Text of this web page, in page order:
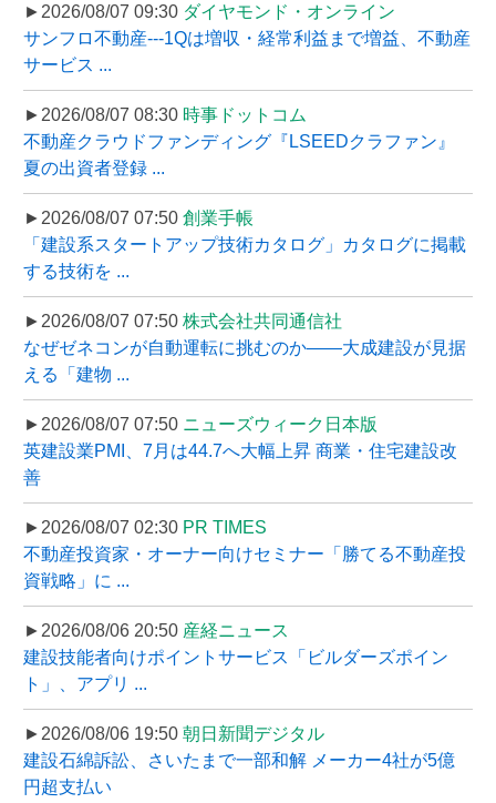
►2026/08/07 09:30 ダイヤモンド・オンライン
サンフロ不動産---1Qは増収・経常利益まで増益、不動産
サービス ...
►2026/08/07 08:30 時事ドットコム
不動産クラウドファンディング『LSEEDクラファン』
夏の出資者登録 ...
►2026/08/07 07:50 創業手帳
「建設系スタートアップ技術カタログ」カタログに掲載
する技術を ...
►2026/08/07 07:50 株式会社共同通信社
なぜゼネコンが自動運転に挑むのか――大成建設が見据
える「建物 ...
►2026/08/07 07:50 ニューズウィーク日本版
英建設業PMI、7月は44.7へ大幅上昇 商業・住宅建設改
善
►2026/08/07 02:30 PR TIMES
不動産投資家・オーナー向けセミナー「勝てる不動産投
資戦略」に ...
►2026/08/06 20:50 産経ニュース
建設技能者向けポイントサービス「ビルダーズポイン
ト」、アプリ ...
►2026/08/06 19:50 朝日新聞デジタル
建設石綿訴訟、さいたまで一部和解 メーカー4社が5億
円超支払い